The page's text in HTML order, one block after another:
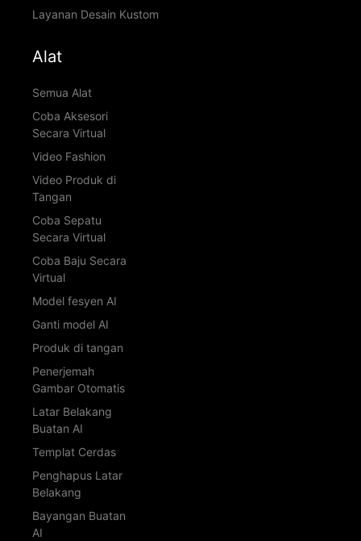
Layanan Desain Kustom
Alat
Semua Alat
Coba Aksesori
Secara Virtual
Video Fashion
Video Produk di
Tangan
Coba Sepatu
Secara Virtual
Coba Baju Secara
Virtual
Model fesyen AI
Ganti model AI
Produk di tangan
Penerjemah
Gambar Otomatis
Latar Belakang
Buatan AI
Templat Cerdas
Penghapus Latar
Belakang
Bayangan Buatan
AI